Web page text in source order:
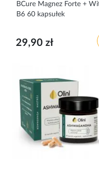
BCure Magnez Forte +
B6 60 kapsułek
29,90 zł